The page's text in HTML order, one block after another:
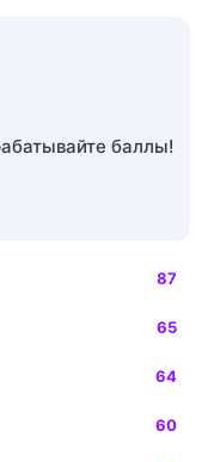
баллы!
87
65
64
60